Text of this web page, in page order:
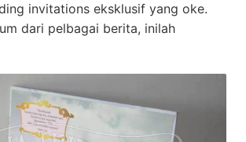
invitations eksklusif yang oke.
dari pelbagai berita, inilah